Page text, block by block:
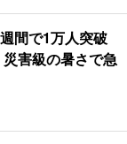
間で1万人突破
害級の暑さで急